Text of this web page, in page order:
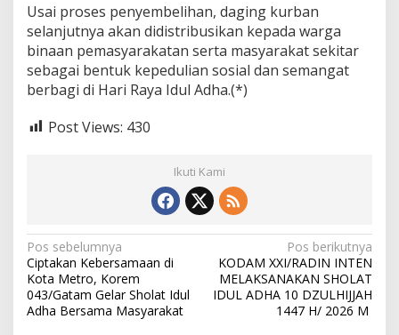
e
w
n
K
u
Usai proses penyembelihan, daging kurban
selanjutnya akan didistribusikan kepada warga
binaan pemasyarakatan serta masyarakat sekitar
sebagai bentuk kepedulian sosial dan semangat
berbagi di Hari Raya Idul Adha.(*)
Post Views: 430
Ikuti Kami
N
a
v
Pos sebelumnya
Ciptakan Kebersamaan di
Kota Metro, Korem
043/Gatam Gelar Sholat Idul
Adha Bersama Masyarakat
Pos berikutnya
KODAM XXI/RADIN INTEN
MELAKSANAKAN SHOLAT
IDUL ADHA 10 DZULHIJJAH
1447 H/ 2026 M